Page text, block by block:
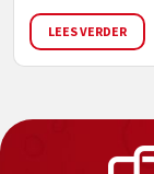
LEES VERDER